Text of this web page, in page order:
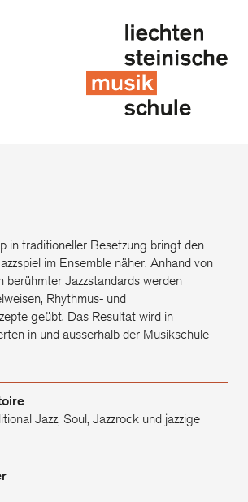
in traditioneller Besetzung bringt den
im Ensemble näher. Anhand von
berühmter Jazzstandards werden
Rhythmus- und
geübt. Das Resultat wird in
in und ausserhalb der Musikschule
Jazz, Soul, Jazzrock und jazzige